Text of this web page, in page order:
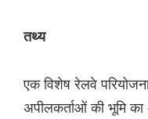
तथ्य
एक विशेष रेलवे परियोजना
अपीलकर्ताओं की भूमि का